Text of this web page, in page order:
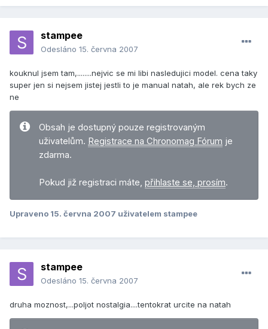
stampee
Odesláno 15. června 2007
kouknul jsem tam,........nejvic se mi libi nasledujici model. cena taky
super jen si nejsem jistej jestli to je manual natah, ale rek bych ze
ne
Obsah je dostupný pouze registrovaným
uživatelům. Registrace na Chronomag Fórum je
zdarma.
Pokud již registraci máte, přihlaste se, prosím.
Upraveno 15. června 2007 uživatelem stampee
stampee
Odesláno 15. června 2007
druha moznost,...poljot nostalgia....tentokrat urcite na natah